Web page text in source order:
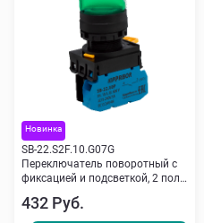
Новинка
SB-22.S2F.10.G07G
Переключатель поворотный с
фиксацией и подсветкой, 2 пол.,
432 Руб.